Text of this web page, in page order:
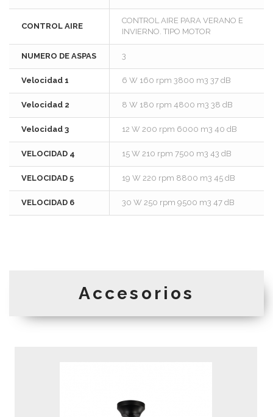
CONTROL AIRE
CONTROL AIRE PARA VERANO E
INVIERNO. TIPO MOTOR
NUMERO DE ASPAS 3
Velocidad 1 6 W 160 rpm 3800 m3 37 dB
Velocidad 2 8 W 180 rpm 4800 m3 38 dB
Velocidad 3 12 W 200 rpm 6000 m3 40 dB
VELOCIDAD 4 15 W 210 rpm 7500 m3 43 dB
VELOCIDAD 5 19 W 220 rpm 8800 m3 45 dB
VELOCIDAD 6 30 W 250 rpm 9500 m3 47 dB
Accesorios